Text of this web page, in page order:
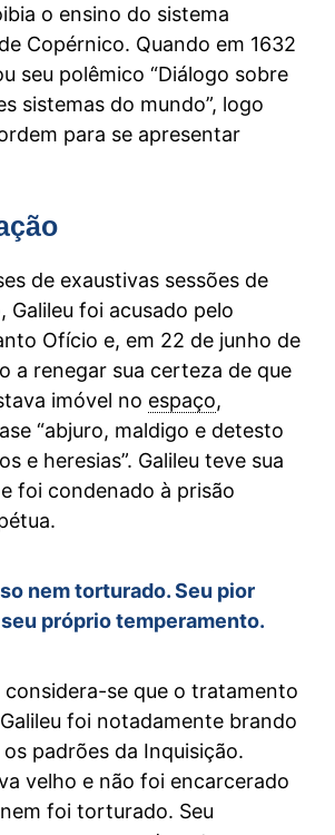
o ensino do sistema
Copérnico. Quando em 1632
seu polêmico “Diálogo sobre
sistemas do mundo”, logo
para se apresentar
de exaustivas sessões de
Galileu foi acusado pelo
Ofício e, em 22 de junho de
a renegar sua certeza de que
imóvel no espaço,
“abjuro, maldigo e detesto
e heresias”. Galileu teve sua
foi condenado à prisão
nem torturado. Seu pior
próprio temperamento.
considera-se que o tratamento
foi notadamente brando
padrões da Inquisição.
velho e não foi encarcerado
foi torturado. Seu